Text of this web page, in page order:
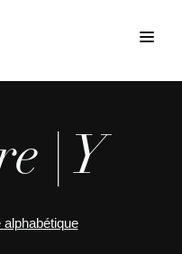
| Y
alphabétique